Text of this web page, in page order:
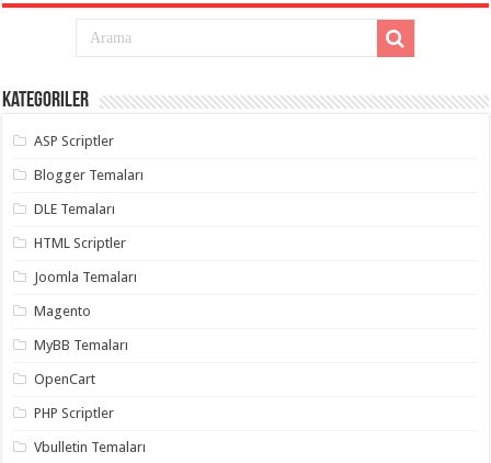
taşımacılık,
asansörlü
taşıma,
evden
taşımacılık,
organizasyon,
organizasyon,
organizasyon,
gaziantep
organizasyon,
gaziantep
organizasyon,
gaziantep
organizasyon
gaziantep
palyaço,
twitter
takipçi
hilesi
Kategoriler
ASP Scriptler
Blogger Temaları
DLE Temaları
HTML Scriptler
Joomla Temaları
Magento
MyBB Temaları
OpenCart
PHP Scriptler
Vbulletin Temaları